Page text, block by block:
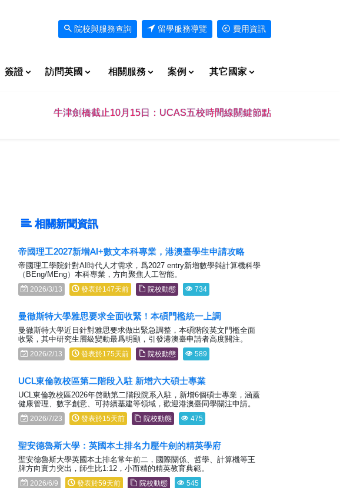
院校與服務查詢 留學服務導覽 費用資訊
簽證 訪問英國 相關服務 案例 其它國家
牛津劍橋截止10月15日：UCAS五校時間線關鍵節點
相關新聞資訊
帝國理工2027新增AI+數文本科專業，港澳臺學生申請攻略
帝國理工學院針對AI時代人才需求，爲2027 entry新增數學與計算機科學
（BEng/MEng）本科專業，方向聚焦人工智能。
2026/3/13 發表於147天前 院校動態 734
曼徹斯特大學雅思要求全面收緊！本碩門檻統一上調
曼徹斯特大學近日針對雅思要求做出緊急調整，本碩階段英文門檻全面
收緊，其中研究生層級變動最爲明顯，引發港澳臺申請者高度關注。
2026/2/13 發表於175天前 院校動態 589
UCL東倫敦校區第二階段入駐 新增六大碩士專業
UCL東倫敦校區2026年啓動第二階段院系入駐，新增6個碩士專業，涵蓋
健康管理、數字創意、可持續基建等領域，歡迎港澳臺同學關注申請。
2026/7/23 發表於15天前 院校動態 475
聖安德魯斯大學：英國本土排名力壓牛劍的精英學府
聖安德魯斯大學英國本土排名常年前二，國際關係、哲學、計算機等王
牌方向實力突出，師生比1:12，小而精的精英教育典範。
2026/6/9 發表於59天前 院校動態 545